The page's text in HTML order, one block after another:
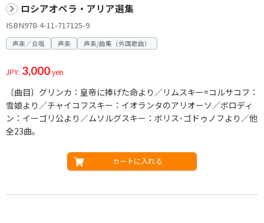
ロシアオペラ・アリア選集
ISBN978-4-11-717125-9
声楽／合唱 声楽 声楽/曲集（外国歌曲）
JPY: 3,000yen
〔曲目〕グリンカ：皇帝に捧げた命より／リムスキー=コルサコフ：
雪娘より／チャイコフスキー：イオランタのアリオーソ／ボロディ
ン：イーゴリ公より／ムソルグスキー：ボリス･ゴドゥノフより／他
全23曲。
カートに入れる